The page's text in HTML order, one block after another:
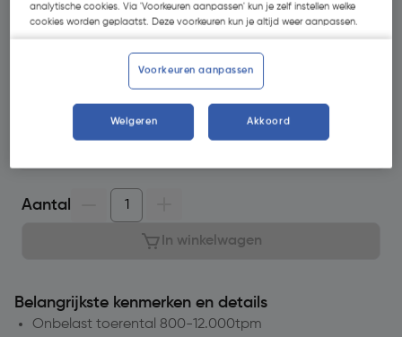
Selecteer vestiging
Geen voorraad beschikbaar
Aantal
In winkelwagen
Belangrijkste kenmerken en details
Onbelast toerental 800-12.000tpm
analytische cookies. Via 'Voorkeuren aanpassen' kun je zelf instellen welke
cookies worden geplaatst. Deze voorkeuren kun je altijd weer aanpassen.
Voorkeuren aanpassen
Weigeren Akkoord